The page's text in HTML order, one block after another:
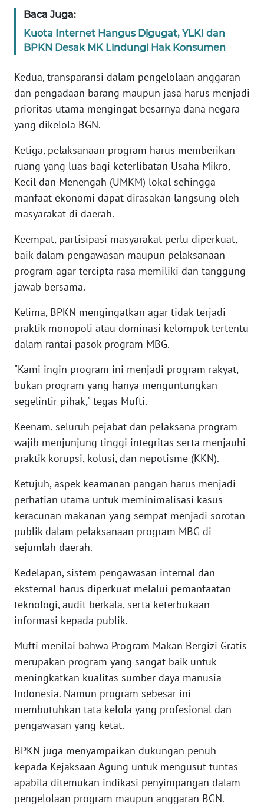
Baca Juga:
Kuota Internet Hangus Digugat, YLKI dan
BPKN Desak MK Lindungi Hak Konsumen
Kedua, transparansi dalam pengelolaan anggaran
dan pengadaan barang maupun jasa harus menjadi
prioritas utama mengingat besarnya dana negara
yang dikelola BGN.
Ketiga, pelaksanaan program harus memberikan
ruang yang luas bagi keterlibatan Usaha Mikro,
Kecil dan Menengah (UMKM) lokal sehingga
manfaat ekonomi dapat dirasakan langsung oleh
masyarakat di daerah.
Keempat, partisipasi masyarakat perlu diperkuat,
baik dalam pengawasan maupun pelaksanaan
program agar tercipta rasa memiliki dan tanggung
jawab bersama.
Kelima, BPKN mengingatkan agar tidak terjadi
praktik monopoli atau dominasi kelompok tertentu
dalam rantai pasok program MBG.
"Kami ingin program ini menjadi program rakyat,
bukan program yang hanya menguntungkan
segelintir pihak," tegas Mufti.
Keenam, seluruh pejabat dan pelaksana program
wajib menjunjung tinggi integritas serta menjauhi
praktik korupsi, kolusi, dan nepotisme (KKN).
Ketujuh, aspek keamanan pangan harus menjadi
perhatian utama untuk meminimalisasi kasus
keracunan makanan yang sempat menjadi sorotan
publik dalam pelaksanaan program MBG di
sejumlah daerah.
Kedelapan, sistem pengawasan internal dan
eksternal harus diperkuat melalui pemanfaatan
teknologi, audit berkala, serta keterbukaan
informasi kepada publik.
Mufti menilai bahwa Program Makan Bergizi Gratis
merupakan program yang sangat baik untuk
meningkatkan kualitas sumber daya manusia
Indonesia. Namun program sebesar ini
membutuhkan tata kelola yang profesional dan
pengawasan yang ketat.
BPKN juga menyampaikan dukungan penuh
kepada Kejaksaan Agung untuk mengusut tuntas
apabila ditemukan indikasi penyimpangan dalam
pengelolaan program maupun anggaran BGN.
BANTEN
NTT
WN
KEPRI
WN
PAPUA
WN
PAPUA
WN
RIAU
SERAMBI
WN
WN
SULTRA
WN
NTB
SULTENG
WN
SULBAR
BABEL
WN
SUMBAR
WN
SUMSEL
WN
BENGKULU
LAMPUNG
WN